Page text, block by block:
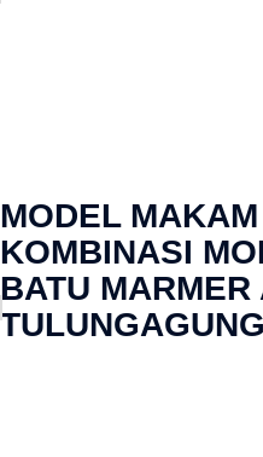
MODEL
KOMBINASI
BATU MARMER
TULUNGAGUNG